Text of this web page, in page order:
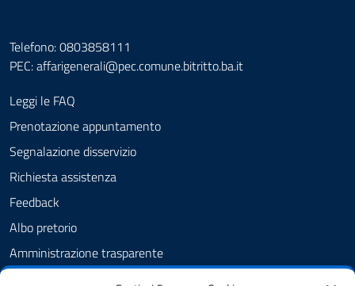
Telefono: 0803858111
PEC:affarigenerali@pec.comune.bitritto.ba.it
Leggi le FAQ
Prenotazione appuntamento
Segnalazione disservizio
Richiesta assistenza
Feedback
Albo pretorio
Amministrazione trasparente